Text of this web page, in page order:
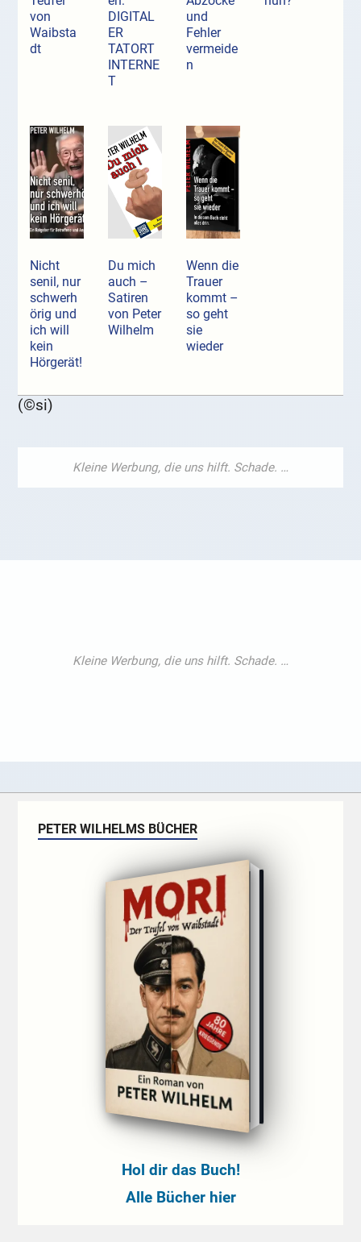
von
Waibsta
dt
DIGITAL
ER
TATORT
INTERNE
T
und
Fehler
vermeide
n
Nicht
senil, nur
schwerh
örig und
ich will
kein
Hörgerät!
Du mich
auch –
Satiren
von Peter
Wilhelm
Wenn die
Trauer
kommt –
so geht
sie
wieder
(©si)
PETER WILHELMS BÜCHER
Hol dir das Buch!
Alle Bücher hier